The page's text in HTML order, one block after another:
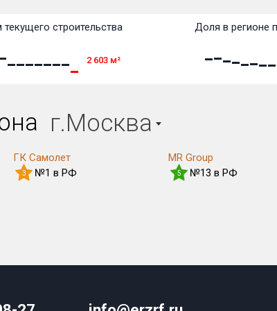
строительства
2 603 м²
Доля в регионе
г.Москва
ГК Самолет
3 №1 в РФ
MR Group
5 №13 в РФ